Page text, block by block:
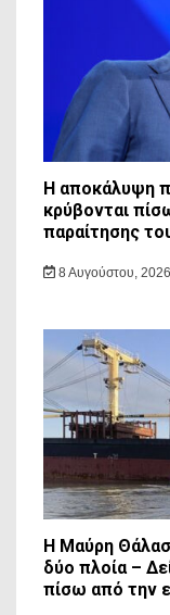
Η αποκάλυψη
κρύβονται
παραίτησης
8 Αυγούστου, 2026
Η Μαύρη
δύο πλοία –
πίσω από την